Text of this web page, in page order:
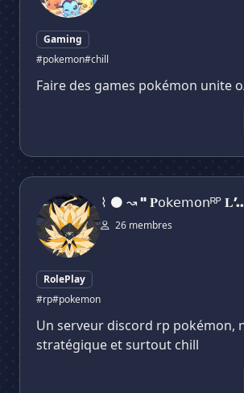
Gaming
#pokemon#chill
Faire des games pokémon unite
⌇ ⚫ ↝ " 𝐏𝗈𝗄𝖾𝗆𝗈𝗇ᴿᴾ 𝐋’𝐀𝗿𝗰𝗵𝗲 𝗱𝗲 𝐥’𝐎𝘂𝗯𝗹𝗶
⌇ ⚫ ↝ " 𝐏𝗈𝗄𝖾𝗆𝗈𝗇ᴿᴾ
26 membres
RolePlay
#rp#pokemon
Un serveur discord rp pokémon,
stratégique et surtout chill